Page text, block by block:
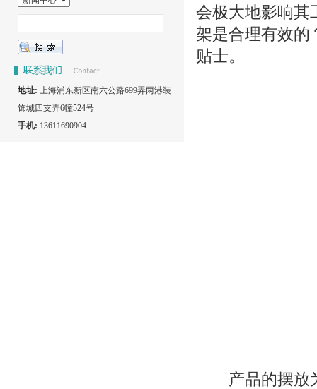
地址: 上海浦东新区南六公路699弄两港装
饰城四支弄6幢524号
手机: 13611690904
会极大地影响其
架是合理有效的
贴士。
产品的摆放为